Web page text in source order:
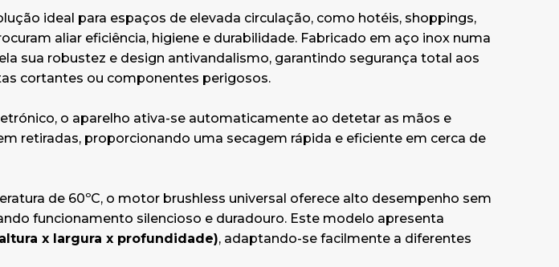
ideal para espaços de elevada circulação, como hotéis, shoppings,
aliar eficiência, higiene e durabilidade. Fabricado em aço inox numa
sua robustez e design antivandalismo, garantindo segurança total aos
cortantes ou componentes perigosos.
o aparelho ativa-se automaticamente ao detetar as mãos e
retiradas, proporcionando uma secagem rápida e eficiente em cerca de
de 60ºC, o motor brushless universal oferece alto desempenho sem
funcionamento silencioso e duradouro. Este modelo apresenta
x largura x profundidade), adaptando-se facilmente a diferentes